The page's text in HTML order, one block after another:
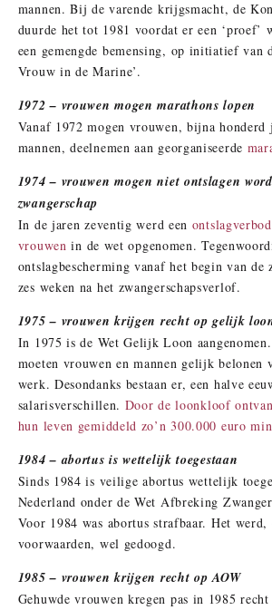
mannen. Bij de varende krijgsmacht, de
duurde het tot 1981 voordat er een ‘proef’
een gemengde bemensing, op initiatief van
Vrouw in de Marine’.
1972 – vrouwen mogen marathons lopen
Vanaf 1972 mogen vrouwen, bijna honderd
mannen, deelnemen aan georganiseerde
1974 – vrouwen mogen niet ontslagen
zwangerschap
In de jaren zeventig werd een
vrouwen in de wet opgenomen.
ontslagbescherming vanaf het begin van de
zes weken na het zwangerschapsverlof.
1975 – vrouwen krijgen recht op gelijk
In 1975 is de Wet Gelijk Loon
moeten vrouwen en mannen gelijk
werk. Desondanks bestaan er, een halve
salarisverschillen. Door de loonkloof
hun leven gemiddeld zo’n 300.000 euro
1984 – abortus is wettelijk toegestaan
Sinds 1984 is veilige abortus wettelijk
Nederland onder de Wet Afbreking
Voor 1984 was abortus strafbaar. Het
voorwaarden, wel gedoogd.
1985 – vrouwen krijgen recht op AOW
Gehuwde vrouwen kregen pas in 1985